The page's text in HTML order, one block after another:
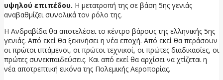
υψηλού επιπέδου. Η μετατροπή της σε βάση 5ης γενιάς
αναβαθμίζει συνολικά τον ρόλο της.
Η Ανδραβίδα θα αποτελέσει το κέντρο βάρους της ελληνικής 5ης
γενιάς. Από εκεί θα ξεκινήσει η νέα εποχή. Από εκεί θα περάσουν
οι πρώτοι ιπτάμενοι, οι πρώτοι τεχνικοί, οι πρώτες διαδικασίες, οι
πρώτες συνεκπαιδεύσεις. Και από εκεί θα αρχίσει να χτίζεται η
νέα αποτρεπτική εικόνα της Πολεμικής Αεροπορίας.